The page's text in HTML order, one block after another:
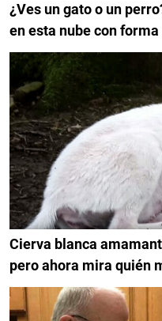
¿Ves un gato o un
en esta nube con
Cierva blanca
pero ahora mira quién